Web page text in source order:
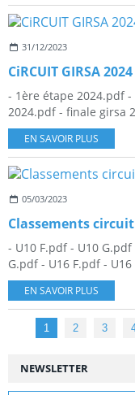
31/12/2023
CiRCUIT GIRSA 2024
- 1ère étape 2024.pdf
2024.pdf - finale girsa
EN SAVOIR PLUS
05/03/2023
Classements circuit
- U10 F.pdf - U10
G.pdf - U16 F.pdf -
EN SAVOIR PLUS
1 2 3
NEWSLETTER